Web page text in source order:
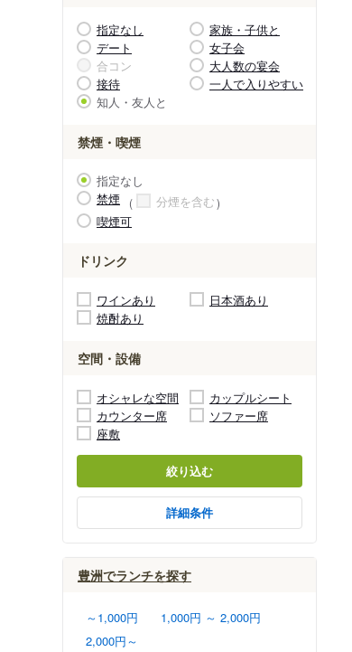
指定なし
家族・子供と
デート
女子会
合コン
大人数の宴会
接待
一人で入りやすい
知人・友人と
禁煙・喫煙
指定なし
禁煙
分煙を含む
喫煙可
ドリンク
ワインあり
日本酒あり
焼酎あり
空間・設備
オシャレな空間
カップルシート
カウンター席
ソファー席
座敷
絞り込む
詳細条件
豊洲でランチを探す
～1,000円
1,000円 ～ 2,000円
2,000円～